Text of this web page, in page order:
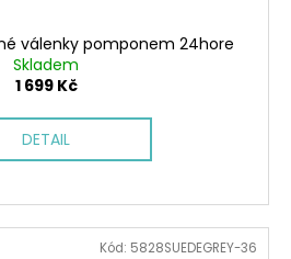
válenky pomponem 24hore
Skladem
1 699 Kč
DETAIL
Kód: 5828SUEDEGREY-36